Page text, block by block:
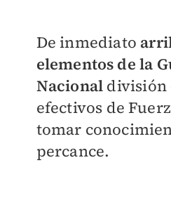
De inmediato
elementos de la
Nacional división
efectivos de
tomar
percance.